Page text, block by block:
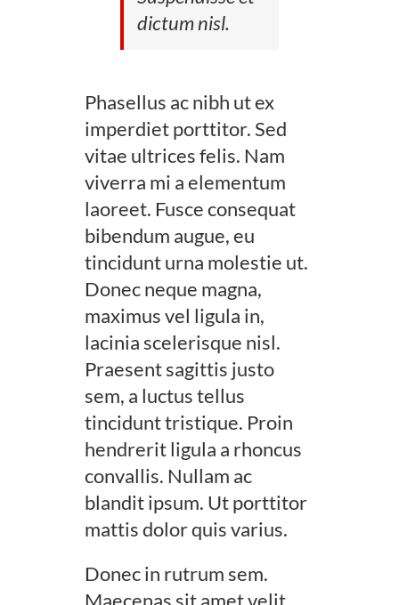
dictum nisl.
Phasellus ac nibh ut ex
imperdiet porttitor. Sed
vitae ultrices felis. Nam
viverra mi a elementum
laoreet. Fusce consequat
bibendum augue, eu
tincidunt urna molestie ut.
Donec neque magna,
maximus vel ligula in,
lacinia scelerisque nisl.
Praesent sagittis justo
sem, a luctus tellus
tincidunt tristique. Proin
hendrerit ligula a rhoncus
convallis. Nullam ac
blandit ipsum. Ut porttitor
mattis dolor quis varius.
Donec in rutrum sem.
Maecenas sit amet velit